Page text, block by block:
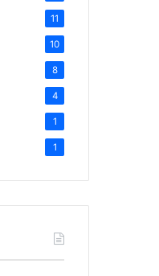
11
10
8
4
1
1